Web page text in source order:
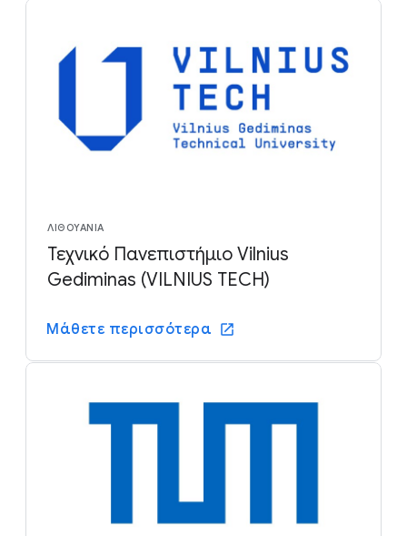
ΛΙΘΟΥΑΝΊΑ
Τεχνικό Πανεπιστήμιο Vilnius
Gediminas (VILNIUS TECH)
Μάθετε περισσότερα